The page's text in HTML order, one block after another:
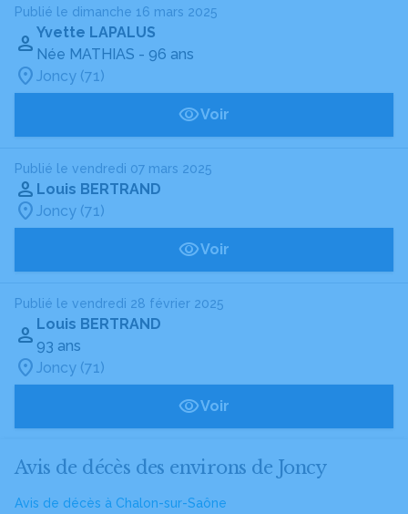
Publié le dimanche 16 mars 2025
Yvette LAPALUS
Née MATHIAS - 96 ans
Joncy (71)
Voir
Publié le vendredi 07 mars 2025
Louis BERTRAND
Joncy (71)
Voir
Publié le vendredi 28 février 2025
Louis BERTRAND
93 ans
Joncy (71)
Voir
Avis de décès des environs de Joncy
Avis de décès à Chalon-sur-Saône